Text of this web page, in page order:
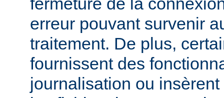
erreur pouvant survenir
traitement. De plus,
fournissent des
journalisation ou